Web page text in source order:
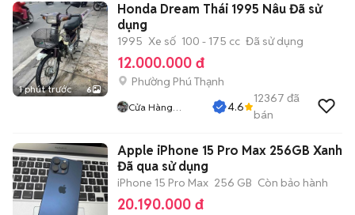
1 phút trước 6
Honda Dream Thái 1995 Nâu Đã sử
dụng
1995 Xe số 100 - 175 cc Đã sử dụng
12.000.000 đ
Phường Phú Thạnh
Cửa Hàng
4.6
12367 đã
bán
Apple iPhone 15 Pro Max 256GB Xanh
Đã qua sử dụng
iPhone 15 Pro Max 256 GB Còn bảo hành
20.190.000 đ